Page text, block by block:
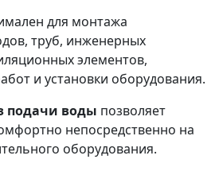
для монтажа
труб, инженерных
элементов,
и установки оборудования.
подачи воды позволяет
непосредственно на
оборудования.